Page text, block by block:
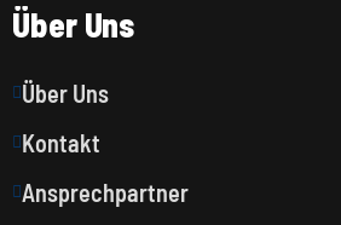
Über Uns
Über Uns
Kontakt
Ansprechpartner